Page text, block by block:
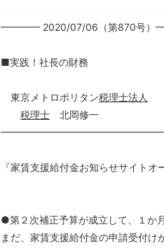
━━━━ 2020/07/06（第870号
■実践！社長の財務
東京メトロポリタン税理士法人
税理士 北岡修一
『家賃支援給付金お知らせサイトオ
●第２次補正予算が成立して、１か
まだ、家賃支援給付金の申請受付け